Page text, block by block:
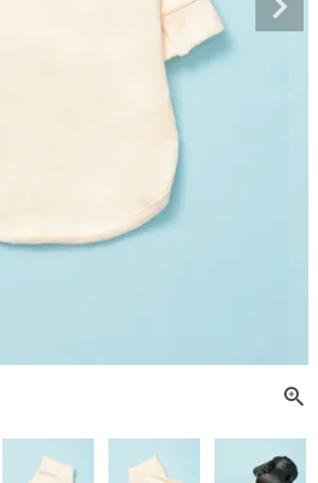
詳細を見る 詳細を